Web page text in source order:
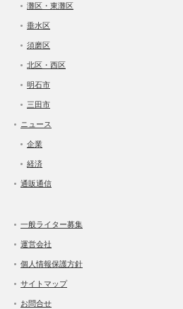
灘区・東灘区
垂水区
須磨区
北区・西区
明石市
三田市
ニュース
企業
経済
通販通信
一般ライター募集
運営会社
個人情報保護方針
サイトマップ
お問合せ